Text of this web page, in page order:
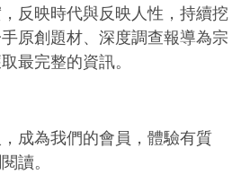
反映時代與反映人性，持續挖
原創題材、深度調查報導為宗
最完整的資訊。
成為我們的會員，體驗有質
讀。